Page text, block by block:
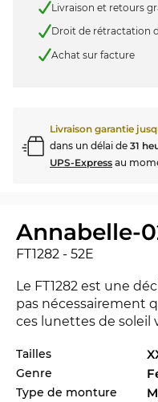
Livraison et retours
Droit de rétractation
Achat sur facture
Livraison garantie
dans un délai de 31
UPS-Express au
Annabelle-
FT1282 - 52E
Le FT1282 est une
pas nécessairement
ces lunettes de soleil
Tom Ford
tu peux
Pour la saison
sa collection pour
Tailles
Genre
Type de monture